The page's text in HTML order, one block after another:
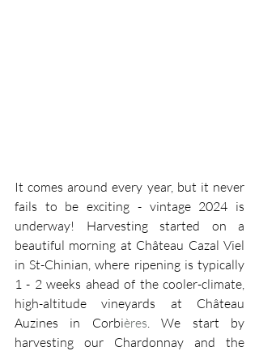
It comes around every year, but it never
fails to be exciting - vintage 2024 is
underway! Harvesting started on a
beautiful morning at Château Cazal Viel
in St-Chinian, where ripening is typically
1 - 2 weeks ahead of the cooler-climate,
high-altitude vineyards at Château
Auzines in Corbières. We start by
harvesting our Chardonnay and the